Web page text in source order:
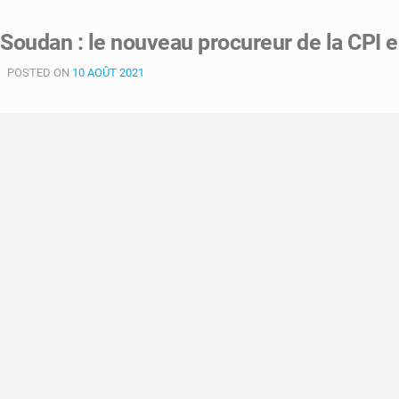
Soudan : le nouveau procureur de la CPI
POSTED ON 10 AOÛT 2021